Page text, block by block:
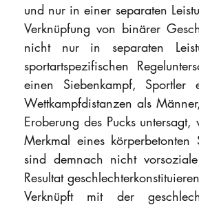
und nur in einer separaten
Verknüpfung von binärer
nicht nur in separaten
sportartspezifischen
einen Siebenkampf,
Wettkampfdistanzen als
Eroberung des Pucks
Merkmal eines körperbetonten
sind demnach nicht
Resultat
Verknüpft mit der